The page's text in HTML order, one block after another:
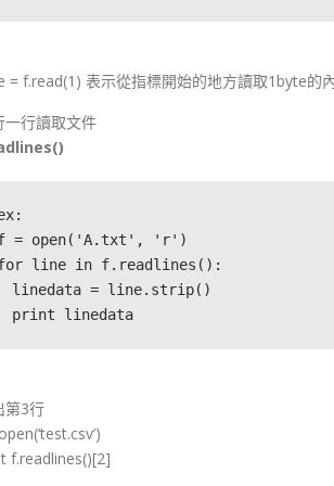
= f.read(1) 表示從指標開始的地方讀取1byte的
一行讀取文件
= open('A.txt', 'r')
line in f.readlines():
linedata = line.strip()
print linedata
第3行
f.readlines()[2]